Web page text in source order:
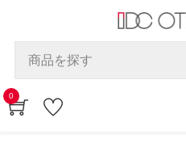
0